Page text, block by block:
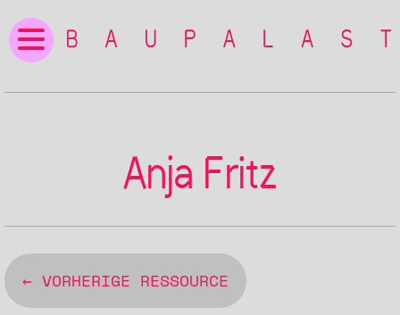
Anja Fritz
← VORHERIGE RESSOURCE